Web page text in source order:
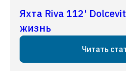
Яхта Riva 112'
жизнь
Читать